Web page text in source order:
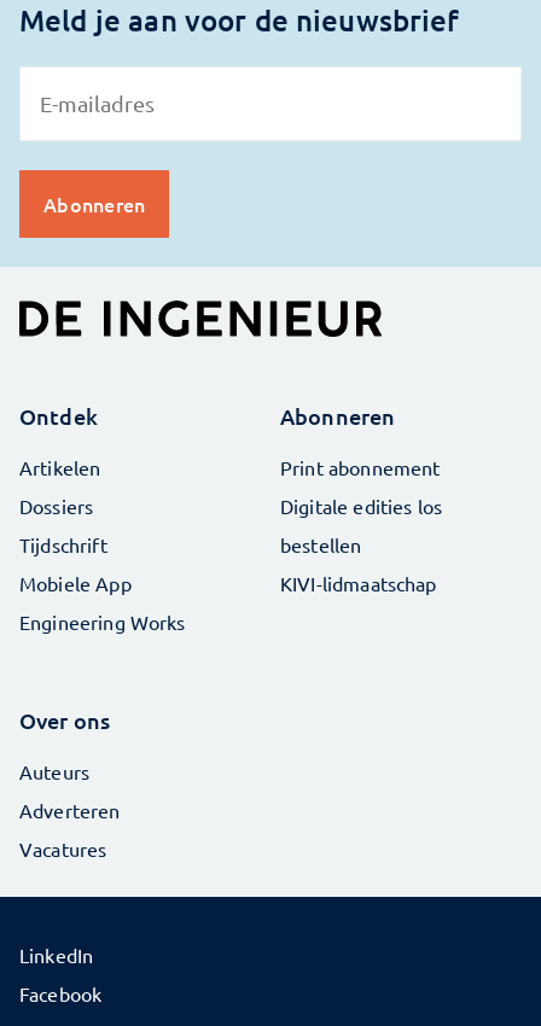
Meld je aan voor de nieuwsbrief
Ontdek
Artikelen
Dossiers
Tijdschrift
Mobiele App
Engineering Works
Abonneren
Print abonnement
Digitale edities los
bestellen
KIVI-lidmaatschap
Over ons
Auteurs
Adverteren
Vacatures
LinkedIn
Facebook